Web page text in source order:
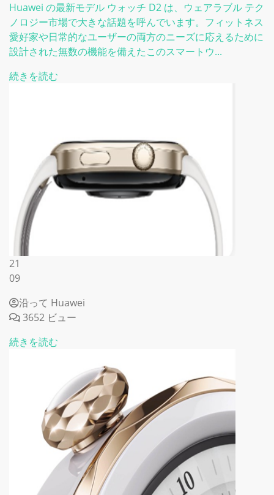
Huawei の最新モデル ウォッチ D2 は、ウェアラブル テク
ノロジー市場で大きな話題を呼んでいます。フィットネス
愛好家や日常的なユーザーの両方のニーズに応えるために
設計された無数の機能を備えたこのスマートウ...
続きを読む
21
09
沿って Huawei
3652 ビュー
続きを読む